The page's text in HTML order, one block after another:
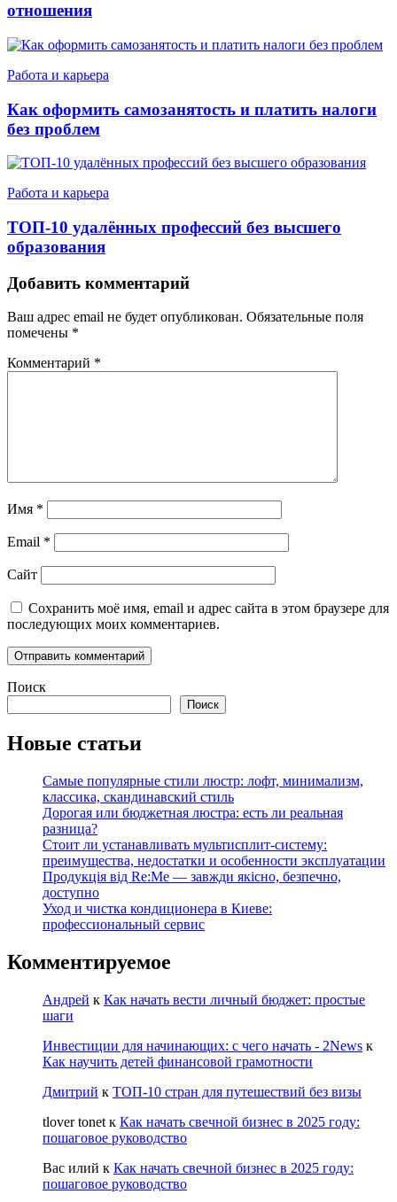
отношения
Работа и карьера
Как оформить самозанятость и платить налоги
без проблем
Работа и карьера
ТОП-10 удалённых профессий без высшего
образования
Добавить комментарий
Ваш адрес email не будет опубликован. Обязательные поля
помечены *
Комментарий *
Имя *
Email *
Сайт
Сохранить моё имя, email и адрес сайта в этом браузере для
последующих моих комментариев.
Поиск
Поиск
Новые статьи
Самые популярные стили люстр: лофт, минимализм,
классика, скандинавский стиль
Дорогая или бюджетная люстра: есть ли реальная
разница?
Стоит ли устанавливать мультисплит-систему:
преимущества, недостатки и особенности эксплуатации
Продукція від Re:Me — завжди якісно, безпечно,
доступно
Уход и чистка кондиционера в Киеве:
профессиональный сервис
Комментируемое
Андрей к Как начать вести личный бюджет: простые
шаги
Инвестиции для начинающих: с чего начать - 2News к
Как научить детей финансовой грамотности
Дмитрий к ТОП-10 стран для путешествий без визы
tlover tonet к Как начать свечной бизнес в 2025 году:
пошаговое руководство
Вас илий к Как начать свечной бизнес в 2025 году:
пошаговое руководство